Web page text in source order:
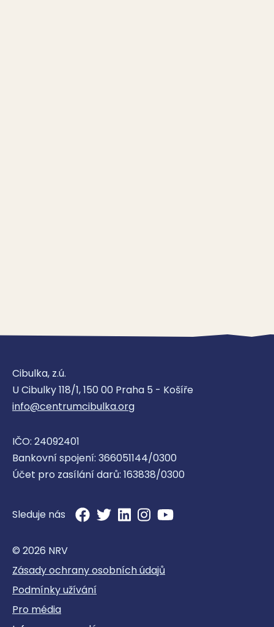
Cibulka, z.ú.
U Cibulky 118/1, 150 00 Praha 5 - Košíře
info@centrumcibulka.org
IČO: 24092401
Bankovní spojení: 366051144/0300
Účet pro zasílání darů: 163838/0300
Sleduje nás
© 2026 NRV
Zásady ochrany osobních údajů
Podmínky užívání
Pro média